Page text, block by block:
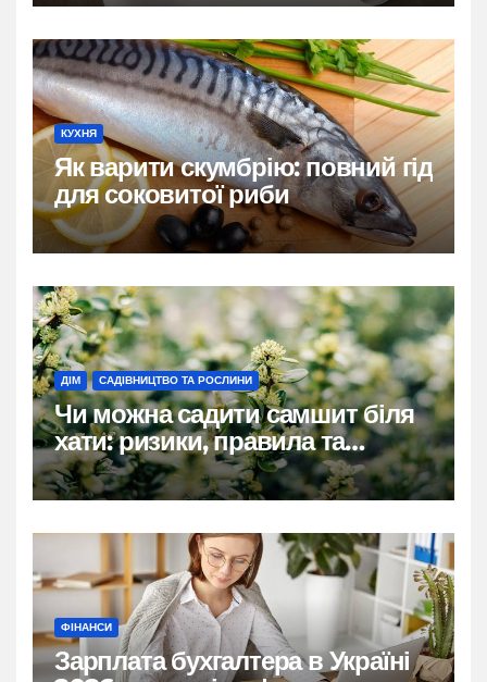
КУХНЯ
Як варити скумбрію: повний гід
для соковитої риби
ДІМ САДІВНИЦТВО ТА РОСЛИНИ
Чи можна садити самшит біля
хати: ризики, правила та
практичні рішення
ФІНАНСИ
Зарплата бухгалтера в Україні